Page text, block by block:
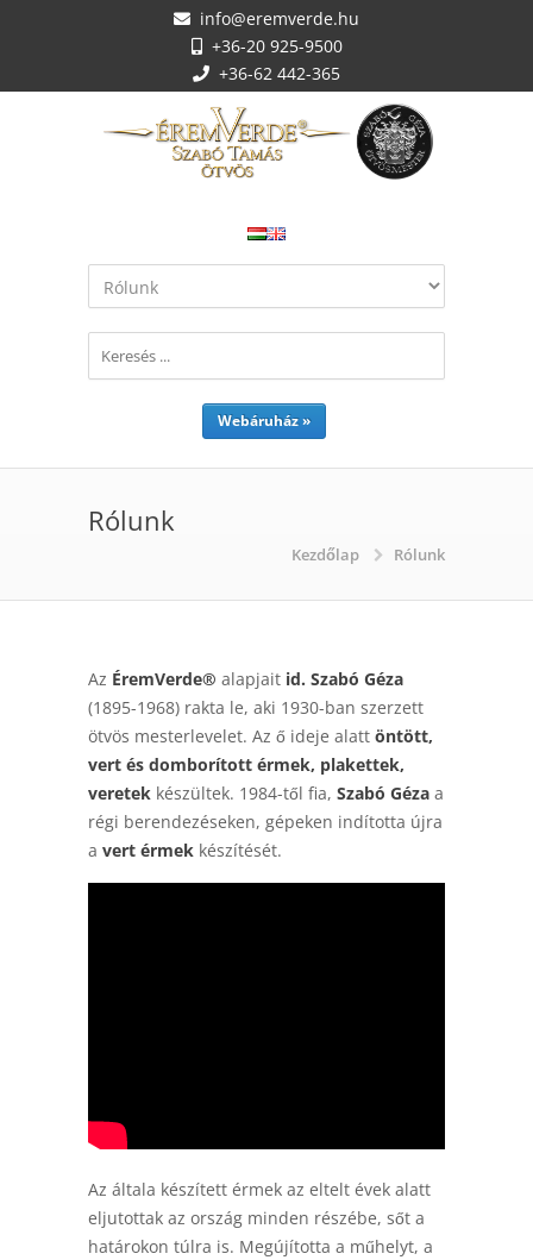
info@eremverde.hu
+36-20 925-9500
+36-62 442-365
Webáruház »
Rólunk
Kezdőlap Rólunk
Az ÉremVerde® alapjait id. Szabó Géza
(1895-1968) rakta le, aki 1930-ban szerzett
ötvös mesterlevelet. Az ő ideje alatt öntött,
vert és domborított érmek, plakettek,
veretek készültek. 1984-től fia, Szabó Géza a
régi berendezéseken, gépeken indította újra
a vert érmek készítését.
Az általa készített érmek az eltelt évek alatt
eljutottak az ország minden részébe, sőt a
határokon túlra is. Megújította a műhelyt, a